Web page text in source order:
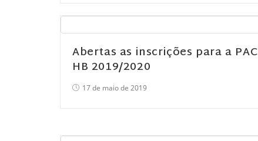
Abertas as inscrições para a PAC
HB 2019/2020
17 de maio de 2019